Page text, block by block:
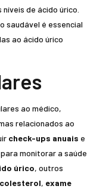
de ácido úrico.
saudável é essencial
ao ácido úrico
ao médico,
relacionados ao
check-ups anuais e
para monitorar a saúde
úrico, outros
, exame